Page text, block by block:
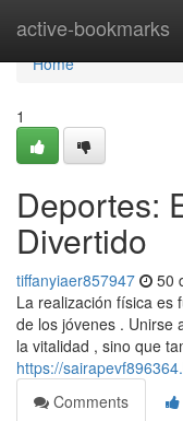
active-bookmarks
Home
Home
1
Deportes:
Divertido
tiffanyiaer857947 50
La realización física es
de los jóvenes . Unirse
la vitalidad , sino que
https://
Comments